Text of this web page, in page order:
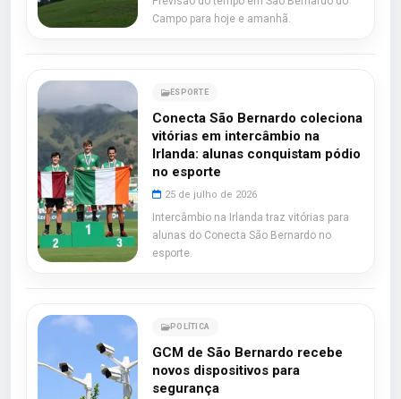
Campo para hoje e amanhã.
ESPORTE
Conecta São Bernardo coleciona
vitórias em intercâmbio na
Irlanda: alunas conquistam pódio
no esporte
25 de julho de 2026
Intercâmbio na Irlanda traz vitórias para
alunas do Conecta São Bernardo no
esporte.
POLÍTICA
GCM de São Bernardo recebe
novos dispositivos para
segurança